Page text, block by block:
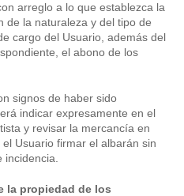
arreglo a lo que establezca la
de la naturaleza y del tipo de
cargo del Usuario, además del
el abono de los
signos de haber sido
indicar expresamente en el
y revisar la mercancía en
Usuario firmar el albarán sin
incidencia.
la propiedad de los